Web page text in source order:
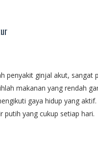
penyakit ginjal akut, sangat
makanan yang rendah
gaya hidup yang
yang cukup setiap hari.